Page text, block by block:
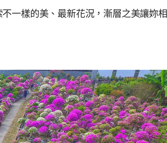
一樣的美、最新花況，漸層之美讓妳相